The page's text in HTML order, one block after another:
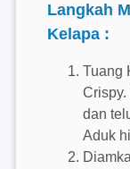
Langkah
Kelapa :
Tuang
Crispy.
dan
Aduk